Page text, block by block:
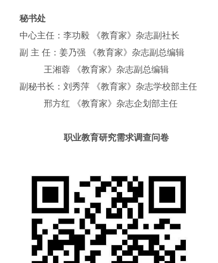
秘书处
中心主任：李功毅 《教育家》杂志副社长
副 主 任：姜乃强 《教育家》杂志副总编辑
王湘蓉 《教育家》杂志副总编辑
副秘书长：刘秀萍 《教育家》杂志学校部主任
邢方红 《教育家》杂志企划部主任
职业教育研究需求调查问卷